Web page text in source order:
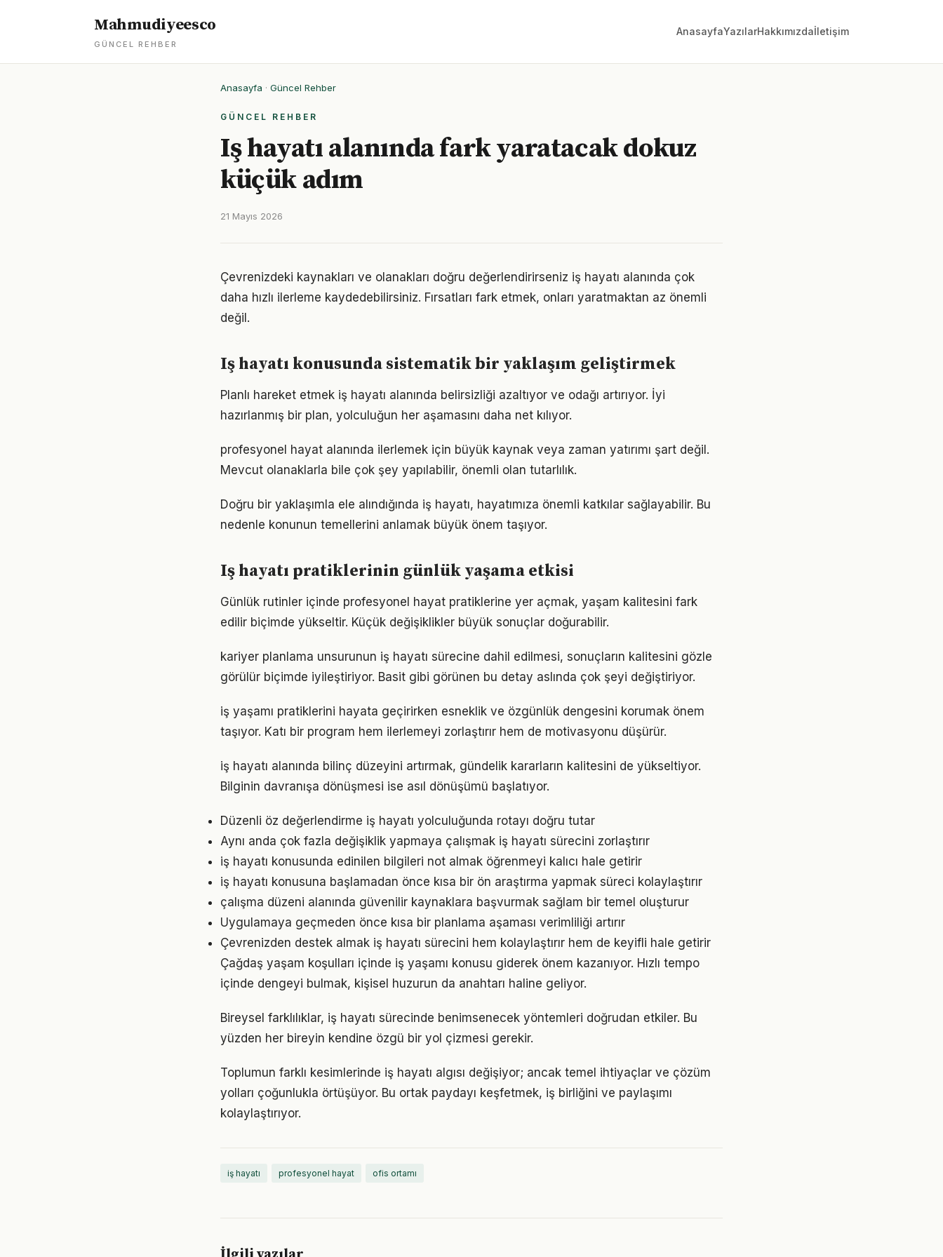
Mahmudiyeesco
GÜNCEL REHBER
AnasayfaYazılarHakkımızdaİletişim
Anasayfa · Güncel Rehber
GÜNCEL REHBER
Iş hayatı alanında fark yaratacak dokuz
küçük adım
21 Mayıs 2026
Çevrenizdeki kaynakları ve olanakları doğru değerlendirirseniz iş hayatı alanında çok
daha hızlı ilerleme kaydedebilirsiniz. Fırsatları fark etmek, onları yaratmaktan az önemli
değil.
Iş hayatı konusunda sistematik bir yaklaşım geliştirmek
Planlı hareket etmek iş hayatı alanında belirsizliği azaltıyor ve odağı artırıyor. İyi
hazırlanmış bir plan, yolculuğun her aşamasını daha net kılıyor.
profesyonel hayat alanında ilerlemek için büyük kaynak veya zaman yatırımı şart değil.
Mevcut olanaklarla bile çok şey yapılabilir, önemli olan tutarlılık.
Doğru bir yaklaşımla ele alındığında iş hayatı, hayatımıza önemli katkılar sağlayabilir. Bu
nedenle konunun temellerini anlamak büyük önem taşıyor.
Iş hayatı pratiklerinin günlük yaşama etkisi
Günlük rutinler içinde profesyonel hayat pratiklerine yer açmak, yaşam kalitesini fark
edilir biçimde yükseltir. Küçük değişiklikler büyük sonuçlar doğurabilir.
kariyer planlama unsurunun iş hayatı sürecine dahil edilmesi, sonuçların kalitesini gözle
görülür biçimde iyileştiriyor. Basit gibi görünen bu detay aslında çok şeyi değiştiriyor.
iş yaşamı pratiklerini hayata geçirirken esneklik ve özgünlük dengesini korumak önem
taşıyor. Katı bir program hem ilerlemeyi zorlaştırır hem de motivasyonu düşürür.
iş hayatı alanında bilinç düzeyini artırmak, gündelik kararların kalitesini de yükseltiyor.
Bilginin davranışa dönüşmesi ise asıl dönüşümü başlatıyor.
Düzenli öz değerlendirme iş hayatı yolculuğunda rotayı doğru tutar
Aynı anda çok fazla değişiklik yapmaya çalışmak iş hayatı sürecini zorlaştırır
iş hayatı konusunda edinilen bilgileri not almak öğrenmeyi kalıcı hale getirir
iş hayatı konusuna başlamadan önce kısa bir ön araştırma yapmak süreci kolaylaştırır
çalışma düzeni alanında güvenilir kaynaklara başvurmak sağlam bir temel oluşturur
Uygulamaya geçmeden önce kısa bir planlama aşaması verimliliği artırır
Çevrenizden destek almak iş hayatı sürecini hem kolaylaştırır hem de keyifli hale getirir
Çağdaş yaşam koşulları içinde iş yaşamı konusu giderek önem kazanıyor. Hızlı tempo
içinde dengeyi bulmak, kişisel huzurun da anahtarı haline geliyor.
Bireysel farklılıklar, iş hayatı sürecinde benimsenecek yöntemleri doğrudan etkiler. Bu
yüzden her bireyin kendine özgü bir yol çizmesi gerekir.
Toplumun farklı kesimlerinde iş hayatı algısı değişiyor; ancak temel ihtiyaçlar ve çözüm
yolları çoğunlukla örtüşüyor. Bu ortak paydayı keşfetmek, iş birliğini ve paylaşımı
kolaylaştırıyor.
iş hayatı profesyonel hayat ofis ortamı